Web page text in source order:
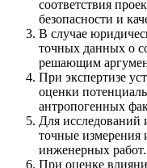
соответствия
безопасности и
В случае
точных данных о
решающим
При экспертизе
оценки
антропогенных
Для исследований
точные измерения
инженерных работ.
При оценке